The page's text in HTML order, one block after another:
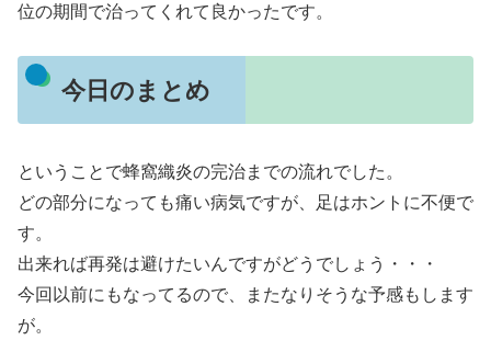
位の期間で治ってくれて良かったです。
今日のまとめ
ということで蜂窩織炎の完治までの流れでした。
どの部分になっても痛い病気ですが、足はホントに不便で
す。
出来れば再発は避けたいんですがどうでしょう・・・
今回以前にもなってるので、またなりそうな予感もします
が。